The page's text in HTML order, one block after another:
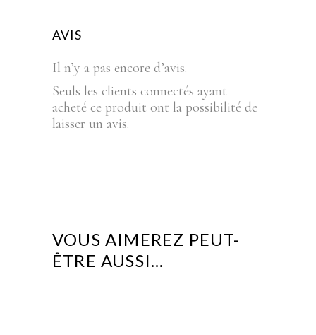
AVIS
Il n’y a pas encore d’avis.
Seuls les clients connectés ayant
acheté ce produit ont la possibilité de
laisser un avis.
VOUS AIMEREZ PEUT-
ÊTRE AUSSI…